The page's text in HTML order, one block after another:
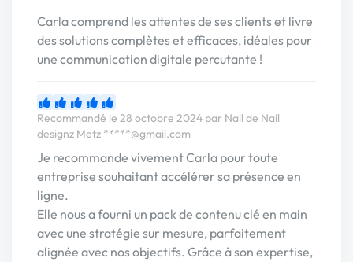
Carla comprend les attentes de ses clients et livre
des solutions complètes et efficaces, idéales pour
une communication digitale percutante !
Recommandé le 28 octobre 2024 par Nail de Nail
designz Metz *****@gmail.com
Je recommande vivement Carla pour toute
entreprise souhaitant accélérer sa présence en
ligne.
Elle nous a fourni un pack de contenu clé en main
avec une stratégie sur mesure, parfaitement
alignée avec nos objectifs. Grâce à son expertise,